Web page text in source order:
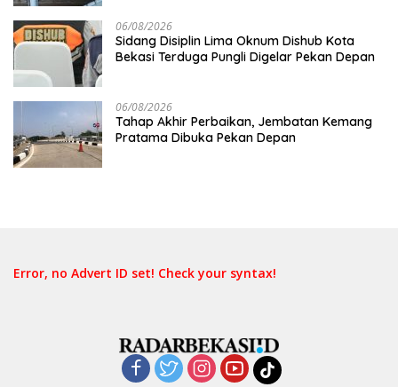
06/08/2026
Sidang Disiplin Lima Oknum Dishub Kota
Bekasi Terduga Pungli Digelar Pekan Depan
06/08/2026
Tahap Akhir Perbaikan, Jembatan Kemang
Pratama Dibuka Pekan Depan
Error, no Advert ID set! Check your syntax!